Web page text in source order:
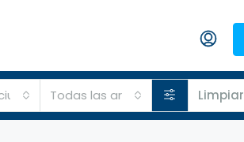
Todas las areas Limpiar